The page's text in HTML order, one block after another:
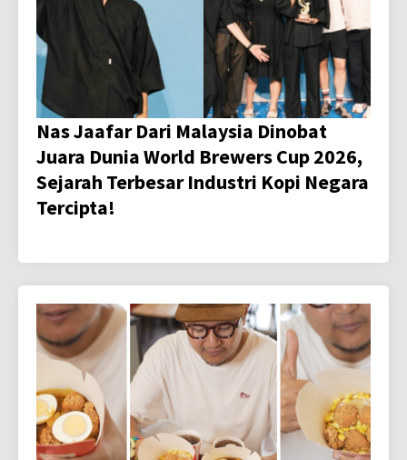
Nas Jaafar Dari Malaysia Dinobat
Juara Dunia World Brewers Cup 2026,
Sejarah Terbesar Industri Kopi Negara
Tercipta!